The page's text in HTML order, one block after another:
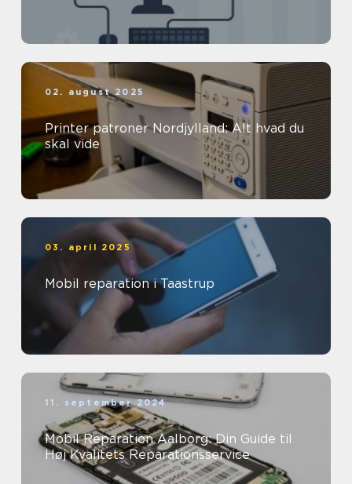
02. august 2025
Printer patroner Nordjylland: Alt hvad du
skal vide
03. april 2025
Mobil reparation i Taastrup
11. september 2024
Mobil Reparation Aalborg: Din Guide til
Høj Kvalitets Reparationsservice